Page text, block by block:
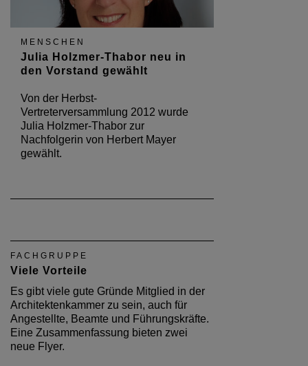
MENSCHEN
Julia Holzmer-Thabor neu in
den Vorstand gewählt
Von der Herbst-
Vertreterversammlung 2012 wurde
Julia Holzmer-Thabor zur
Nachfolgerin von Herbert Mayer
gewählt.
FACHGRUPPE
Viele Vorteile
Es gibt viele gute Gründe Mitglied in der
Architektenkammer zu sein, auch für
Angestellte, Beamte und Führungskräfte.
Eine Zusammenfassung bieten zwei
neue Flyer.